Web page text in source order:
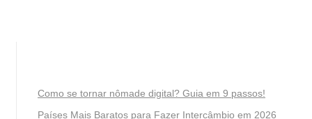
Como se tornar nômade digital? Guia em 9 passos!
Países Mais Baratos para Fazer Intercâmbio em 2026